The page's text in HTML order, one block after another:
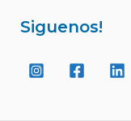
Siguenos!